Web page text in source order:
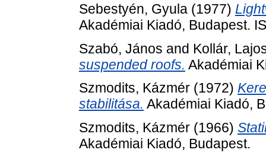
Sebestyén, Gyula (1977)
Akadémiai Kiadó, Budapest.
Szabó, János and Kollár,
suspended roofs. Akadémiai
Szmodits, Kázmér (1972)
stabilitása. Akadémiai Kiadó,
Szmodits, Kázmér (1966)
Akadémiai Kiadó, Budapest.